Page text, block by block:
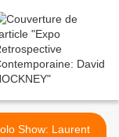
Show: Laurent